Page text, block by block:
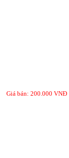
Giá bán: 200.000 VNĐ